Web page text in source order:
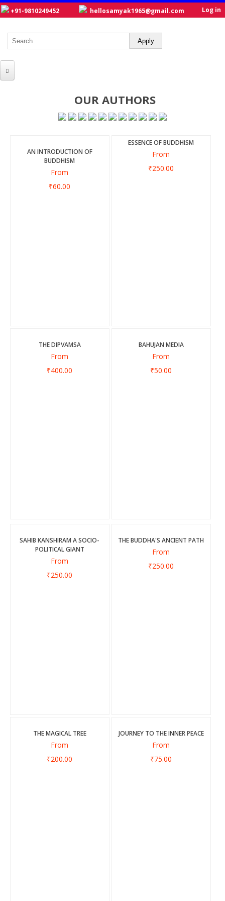
+91-9810249452 hellosamyak1965@gmail.com Log in
NEW TITLES
OUR WRITERS
OUR AUTHORS
AN INTRODUCTION OF
BUDDHISM
From
₹60.00
ESSENCE OF BUDDHISM
From
₹250.00
THE DIPVAMSA
From
₹400.00
BAHUJAN MEDIA
From
₹50.00
SAHIB KANSHIRAM A SOCIO-
POLITICAL GIANT
From
₹250.00
THE BUDDHA'S ANCIENT PATH
From
₹250.00
THE MAGICAL TREE
From
₹200.00
JOURNEY TO THE INNER PEACE
From
₹75.00